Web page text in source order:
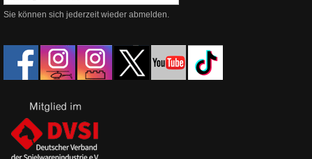
Sie können sich jederzeit wieder abmelden.